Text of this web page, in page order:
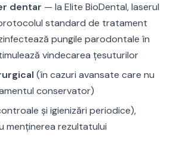
dentar — la Elite BioDental, laserul
standard de tratament
pungile parodontale în
vindecarea țesuturilor
(în cazuri avansate care nu
conservator)
și igienizări periodice),
menținerea rezultatului